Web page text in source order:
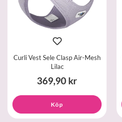
Curli Vest Sele Clasp Air-Mesh
Lilac
369,90 kr
Köp